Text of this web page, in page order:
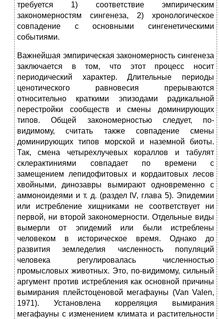
требуется 1) соответствие эмпирическим
закономерностям сингенеза, 2) хронологическое
совпадение с основными сингенетическими
событиями.
Важнейшая эмпирическая закономерность сингенеза
заключается в том, что этот процесс носит
периодический характер. Длительные периоды
ценотического равновесия прерываются
относительно краткими эпизодами радикальной
перестройки сообществ и смены доминирующих
типов. Общей закономерностью следует, по-
видимому, считать также совпадение смены
доминирующих типов морской и наземной биоты.
Так, смена четырехлучевых кораллов и табулят
склерактиниями совпадает по времени с
замещением лепидофитовых и кордаитовых лесов
хвойными, динозавры вымирают одновременно с
аммоноидеями и т. д. (раздел IV, глава 5). Эпидемии
или истребление хищниками не соответствует ни
первой, ни второй закономерности. Отдельные виды
вымерли от эпидемий или были истреблены
человеком в историческое время. Однако до
развития земледелия численность популяций
человека регулировалась численностью
промысловых животных. Это, по-видимому, сильный
аргумент против истребления как основной причины
вымирания плейстоценовой мегафауны (Van Valen,
1971). Установлена корреляция вымирания
мегафауны с изменением климата и растительности